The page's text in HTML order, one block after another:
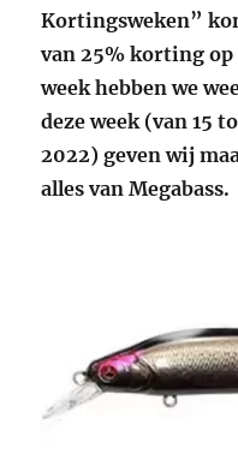
Kortingsweken”
van 25% korting op
week hebben we
deze week (van 15
2022) geven wij
alles van Megabass.